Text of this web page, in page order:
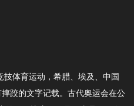
体育运动，希腊、埃及、中国
跤的文字记载。古代奥运会在公